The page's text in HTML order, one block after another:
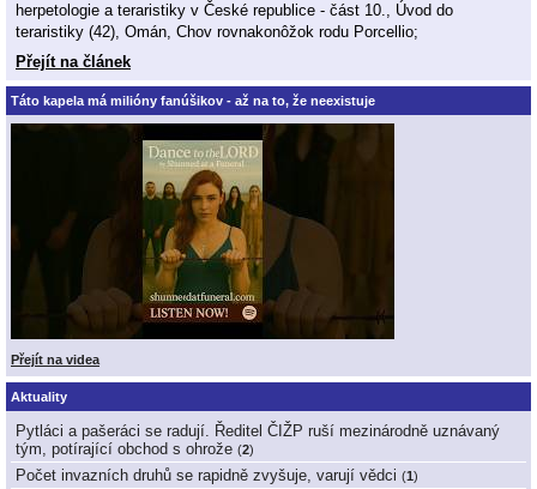
herpetologie a teraristiky v České republice - část 10., Úvod do
teraristiky (42), Omán, Chov rovnakonôžok rodu Porcellio;
Přejít na článek
Táto kapela má milióny fanúšikov - až na to, že neexistuje
Přejít na videa
Aktuality
Pytláci a pašeráci se radují. Ředitel ČIŽP ruší mezinárodně uznávaný
tým, potírající obchod s ohrože (2)
Počet invazních druhů se rapidně zvyšuje, varují vědci (1)